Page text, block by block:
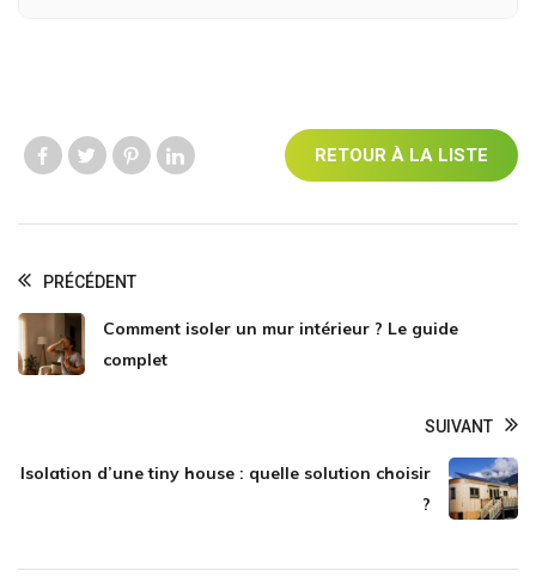
Like usLike usLike us RETOUR À LA LISTE
PRÉCÉDENT
Comment isoler un mur intérieur ? Le guide
complet
SUIVANT
Isolation d’une tiny house : quelle solution choisir
?